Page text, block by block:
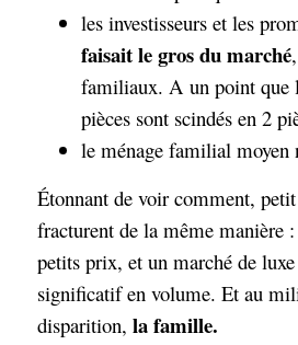
les investisseurs et les
faisait le gros du marché
familiaux. A un point que
pièces sont scindés en 2
le ménage familial moyen
Étonnant de voir comment,
fracturent de la même manière
petits prix, et un marché de
significatif en volume. Et au
disparition, la famille.